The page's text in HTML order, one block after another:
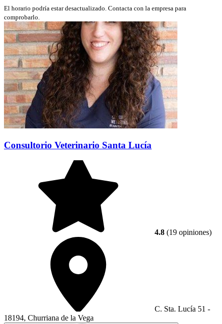
El horario podría estar desactualizado. Contacta con la empresa para
comprobarlo.
Consultorio Veterinario Santa Lucía
4.8 (19 opiniones)
C. Sta. Lucía 51 -
18194, Churriana de la Vega